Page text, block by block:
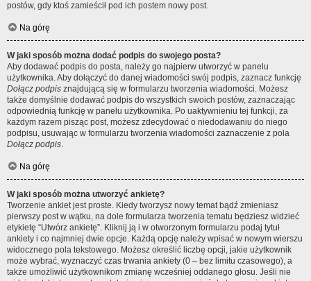
postów, gdy ktoś zamieścił pod ich postem nowy post.
Na górę
W jaki sposób można dodać podpis do swojego posta?
Aby dodawać podpis do posta, należy go najpierw utworzyć w panelu
użytkownika. Aby dołączyć do danej wiadomości swój podpis, zaznacz funkcję
Dołącz podpis znajdującą się w formularzu tworzenia wiadomości. Możesz
także domyślnie dodawać podpis do wszystkich swoich postów, zaznaczając
odpowiednią funkcję w panelu użytkownika. Po uaktywnieniu tej funkcji, za
każdym razem pisząc post, możesz zdecydować o niedodawaniu do niego
podpisu, usuwając w formularzu tworzenia wiadomości zaznaczenie z pola
Dołącz podpis.
Na górę
W jaki sposób można utworzyć ankietę?
Tworzenie ankiet jest proste. Kiedy tworzysz nowy temat bądź zmieniasz
pierwszy post w wątku, na dole formularza tworzenia tematu będziesz widzieć
etykietę “Utwórz ankietę”. Kliknij ją i w otworzonym formularzu podaj tytuł
ankiety i co najmniej dwie opcje. Każdą opcję należy wpisać w nowym wierszu
widocznego pola tekstowego. Możesz określić liczbę opcji, jakie użytkownik
może wybrać, wyznaczyć czas trwania ankiety (0 – bez limitu czasowego), a
także umożliwić użytkownikom zmianę wcześniej oddanego głosu. Jeśli nie